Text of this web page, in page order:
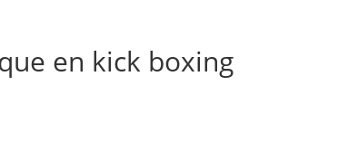
en kick boxing